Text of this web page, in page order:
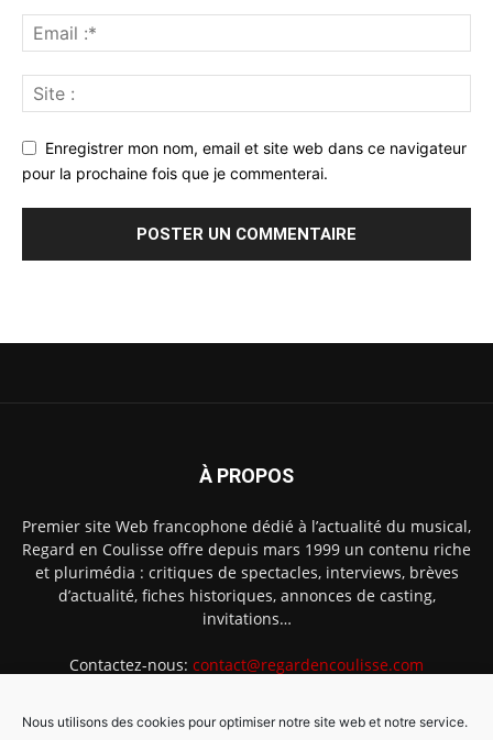
Nous utilisons des cookies pour optimiser notre site web et notre service.
Enregistrer mon nom, email et site web dans ce navigateur
pour la prochaine fois que je commenterai.
À PROPOS
Premier site Web francophone dédié à l’actualité du musical,
Regard en Coulisse offre depuis mars 1999 un contenu riche
et plurimédia : critiques de spectacles, interviews, brèves
d’actualité, fiches historiques, annonces de casting,
invitations…
Contactez-nous: contact@regardencoulisse.com